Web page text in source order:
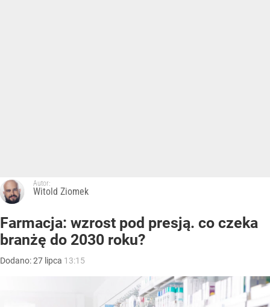
Autor:
Witold Ziomek
Farmacja: wzrost pod presją. co czeka
branżę do 2030 roku?
Dodano:27 lipca 13:15